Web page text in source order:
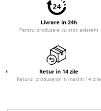
PC Office
Workstation
All-in-One PC
Livrare in 24h
Pentru produsele cu stoc existent
Retur in 14 zile
Returul produselor in maxim 14 zile